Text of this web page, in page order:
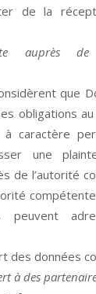
de la
auprès de
que
obligations
caractère
une
de l’autorité
é comp
peuvent
des données
à des